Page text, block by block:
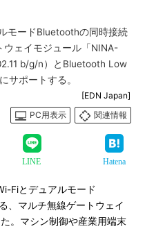
モードBluetoothの同時接続
ウェイモジュール「NINA-
b/g/n）とBluetooth Low
サポートする。
[EDN Japan]
PC用表示
関連情報
LINE Hatena
Fiとデュアルモード
、マルチ無線ゲートウェイ
。マシン制御や産業用端末